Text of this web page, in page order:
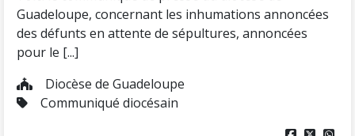
Guadeloupe, concernant les inhumations annoncées
des défunts en attente de sépultures, annoncées
pour le [...]
Diocèse de Guadeloupe
Communiqué diocésain